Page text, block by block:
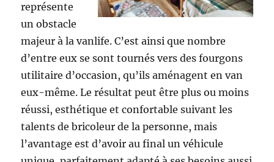
représente
un obstacle
majeur à la vanlife. C’est ainsi que nombre
d’entre eux se sont tournés vers des fourgons
utilitaire d’occasion, qu’ils aménagent en van
eux-même. Le résultat peut être plus ou moins
réussi, esthétique et confortable suivant les
talents de bricoleur de la personne, mais
l’avantage est d’avoir au final un véhicule